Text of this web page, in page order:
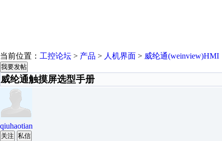
当前位置： 工控论坛 > 产品 > 人机界面 > 威纶通(weinview)HMI
我要发帖
威纶通触摸屏选型手册
qiuhaotian
关注 私信